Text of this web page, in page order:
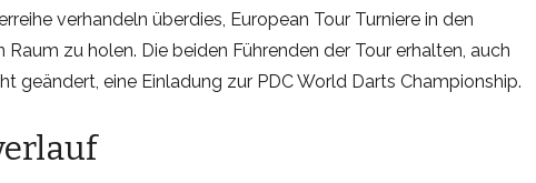
verhandeln überdies, European Tour Turniere in den
Raum zu holen. Die beiden Führenden der Tour erhalten, auch
geändert, eine Einladung zur PDC World Darts Championship.